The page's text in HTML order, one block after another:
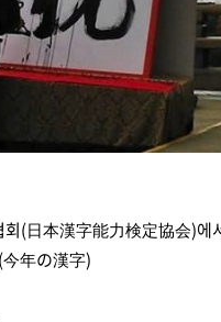
회(日本漢字能力検定協会)에
今年の漢字)